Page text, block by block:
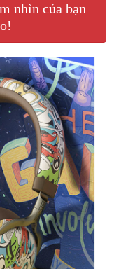
nhìn của bạn